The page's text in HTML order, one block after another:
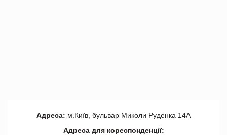
Адреса: м.Київ, бульвар Миколи Руденка 14А
Адреса для кореспонденції: